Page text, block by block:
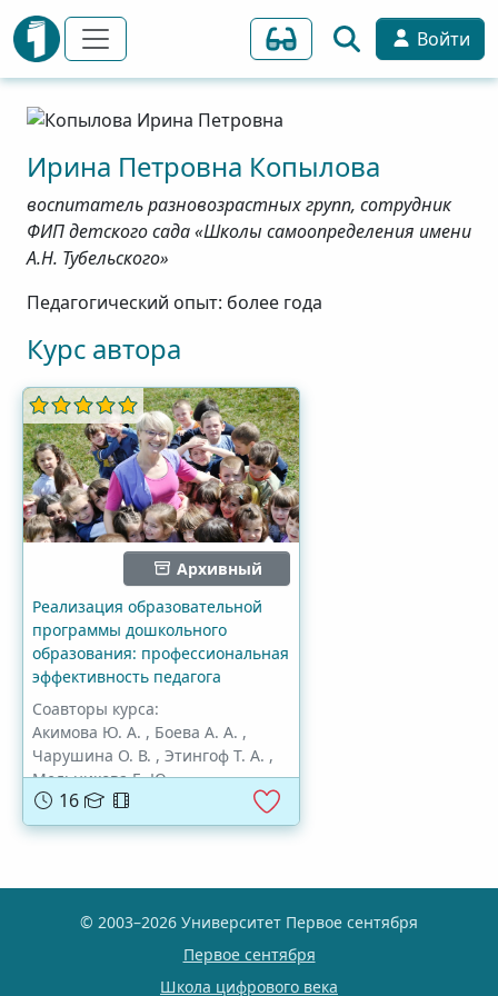
Войти
Ирина Петровна Копылова
воспитатель разновозрастных групп, сотрудник
ФИП детского сада «Школы самоопределения имени
А.Н. Тубельского»
Педагогический опыт: более года
Курс автора
Архивный
Реализация образовательной
программы дошкольного
образования: профессиональная
эффективность педагога
Соавторы курса:
Акимова Ю. А. , Боева А. А. ,
Чарушина О. В. , Этингоф Т. А. ,
Мельникова Е. Ю.,
Шувалова Е. Н.
Журавлева Л.
16
© 2003–2026 Университет Первое сентября
Первое сентября
Школа цифрового века